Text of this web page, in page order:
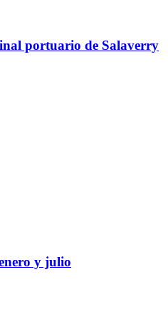
portuario de Salaverry
y julio